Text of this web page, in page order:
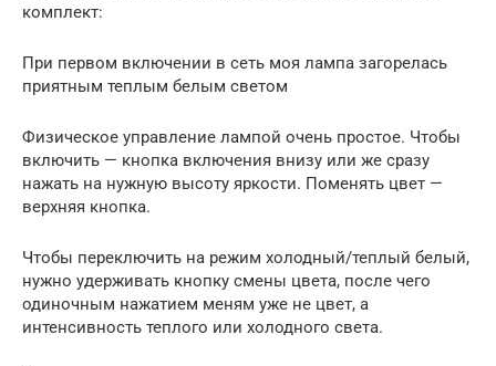
комплект:
При первом включении в сеть моя лампа загорелась
приятным теплым белым светом
Физическое управление лампой очень простое. Чтобы
включить — кнопка включения внизу или же сразу
нажать на нужную высоту яркости. Поменять цвет —
верхняя кнопка.
Чтобы переключить на режим холодный/теплый белый,
нужно удерживать кнопку смены цвета, после чего
одиночным нажатием меням уже не цвет, а
интенсивность теплого или холодного света.